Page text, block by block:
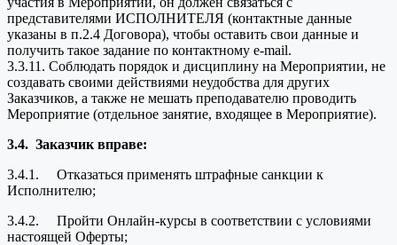
представителями ИСПОЛНИТЕЛЯ (контактные данные
указаны в п.2.4 Договора), чтобы оставить свои данные и
получить такое задание по контактному e-mail.
3.3.11. Соблюдать порядок и дисциплину на Мероприятии, не
создавать своими действиями неудобства для других
Заказчиков, а также не мешать преподавателю проводить
Мероприятие (отдельное занятие, входящее в Мероприятие).
3.4. Заказчик вправе:
3.4.1. Отказаться применять штрафные санкции к
Исполнителю;
3.4.2. Пройти Онлайн-курсы в соответствии с условиями
настоящей Оферты;